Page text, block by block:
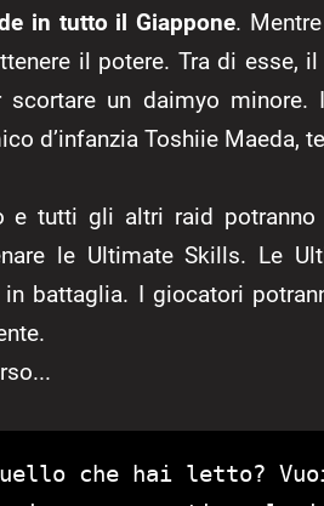
in tutto il Giappone.
il potere. Tra di esse,
un daimyo
d’infanzia Toshiie Maeda,
e tutti gli altri raid
le Ultimate Skills. Le
battaglia. I giocatori
che hai letto?